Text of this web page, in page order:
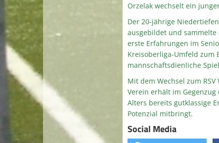
Orzelak wechselt ein
Der 20-jährige
ausgebildet und sammelte
erste Erfahrungen im
Kreisoberliga-Umfeld zum
mannschaftsdienliche
Mit dem Wechsel zum
Verein erhält im
Alters bereits gutklassige
Potenzial mitbringt.
Social Media